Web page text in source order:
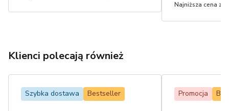
Najniższa cena z
Klienci polecają również
Szybka dostawa Bestseller Promocja